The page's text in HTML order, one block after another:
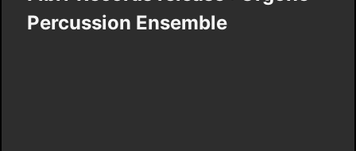
Percussion Ensemble